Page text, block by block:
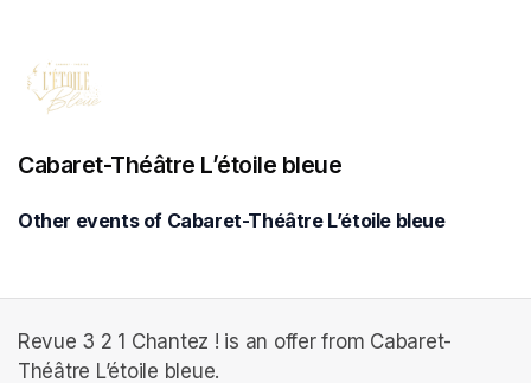
Cabaret-Théâtre L’étoile bleue
Other events of Cabaret-Théâtre L’étoile bleue
Revue 3 2 1 Chantez ! is an offer from Cabaret-
Théâtre L’étoile bleue.